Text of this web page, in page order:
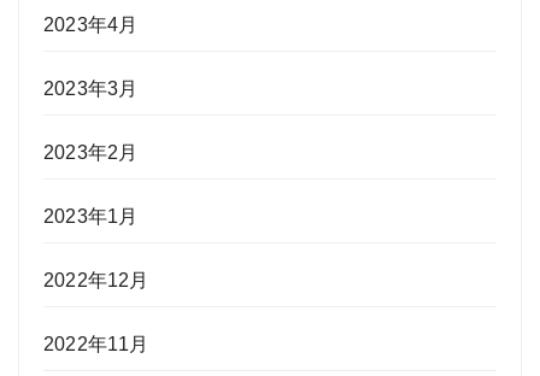
2023年4月
2023年3月
2023年2月
2023年1月
2022年12月
2022年11月